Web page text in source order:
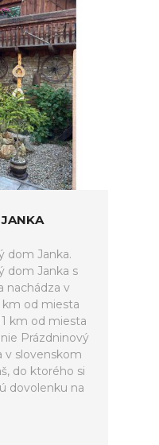
dom Janka.
dom Janka s
nachádza v
km od miesta
km od miesta
Prázdninový
v slovenskom
do ktorého si
dovolenku na